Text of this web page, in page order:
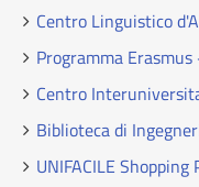
Centro Linguistico
Programma Erasmus
Centro
Biblioteca di
UNIFACILE Shopping